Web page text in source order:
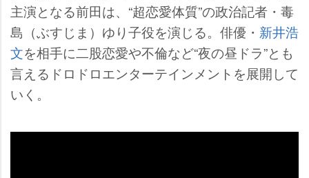
主演となる前田は、“超恋愛体質”の政治記者・毒
島（ぶすじま）ゆり子役を演じる。俳優・ 新井浩
文を相手に二股恋愛や不倫など“夜の昼ドラ”とも
言えるドロドロエンターテインメントを展開して
いく。